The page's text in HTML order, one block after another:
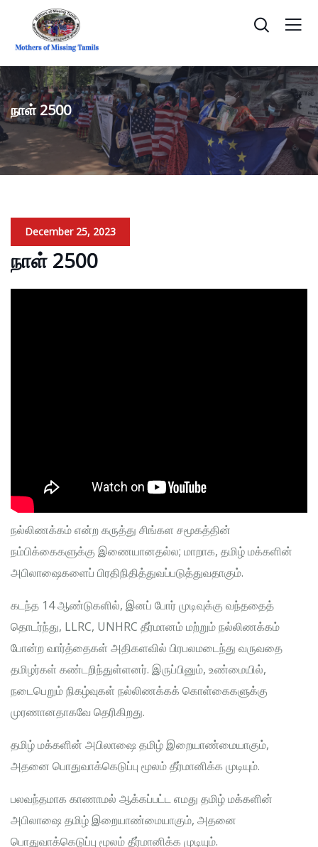
நாள் 2500
December 25, 2023
நாள் 2500
நல்லிணக்கம் என்ற கருத்து சிங்கள சமூகத்தின்
நம்பிக்கைகளுக்கு இணையானதல்ல; மாறாக, தமிழ் மக்களின்
அபிலாஷைகளைப் பிரதிநிதித்துவப்படுத்துவதாகும்.
கடந்த 14 ஆண்டுகளில், இனப் போர் முடிவுக்கு வந்ததைத்
தொடர்ந்து, LLRC, UNHRC தீர்மானம் மற்றும் நல்லிணக்கம்
போன்ற வார்த்தைகள் அதிகளவில் பிரபலமடைந்து வருவதை
தமிழர்கள் கண்டறிந்துள்ளனர். இருப்பினும், உண்மையில்,
நடைபெறும் நிகழ்வுகள் நல்லிணக்கக் கொள்கைகளுக்கு
முரணானதாகவே தெரிகிறது.
தமிழ் மக்களின் அபிலாஷை தமிழ் இறையாண்மையாகும்,
அதனை பொதுவாக்கெடுப்பு மூலம் தீர்மானிக்க முடியும்.
பலவந்தமாக காணாமல் ஆக்கப்பட்ட எமது தமிழ் மக்களின்
அபிலாஷை தமிழ் இறையாண்மையாகும், அதனை
பொதுவாக்கெடுப்பு மூலம் தீர்மானிக்க முடியும்.